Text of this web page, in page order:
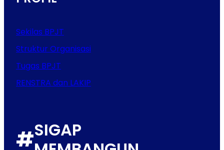
Sekilas BPJT
Struktur Organisasi
Tugas BPJT
RENSTRA dan LAKIP
#SIGAP